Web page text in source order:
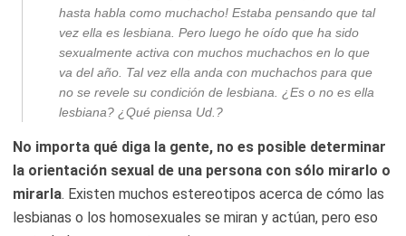
hasta habla como muchacho! Estaba pensando que tal
vez ella es lesbiana. Pero luego he oído que ha sido
sexualmente activa con muchos muchachos en lo que
va del año. Tal vez ella anda con muchachos para que
no se revele su condición de lesbiana. ¿Es o no es ella
lesbiana? ¿Qué piensa Ud.?
No importa qué diga la gente, no es posible determinar
la orientación sexual de una persona con sólo mirarlo o
mirarla. Existen muchos estereotipos acerca de cómo las
lesbianas o los homosexuales se miran y actúan, pero eso